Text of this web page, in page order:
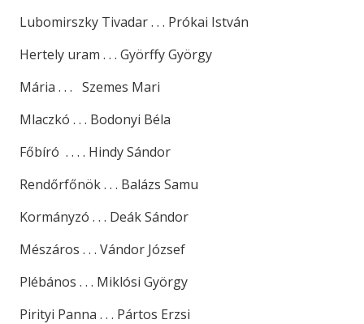
Lubomirszky Tivadar . . . Prókai István
Hertely uram . . . Györffy György
Mária . . . Szemes Mari
Mlaczkó . . . Bodonyi Béla
Főbíró . . . . Hindy Sándor
Rendőrfőnök . . . Balázs Samu
Kormányzó . . . Deák Sándor
Mészáros . . . Vándor József
Plébános . . . Miklósi György
Pirityi Panna . . . Pártos Erzsi